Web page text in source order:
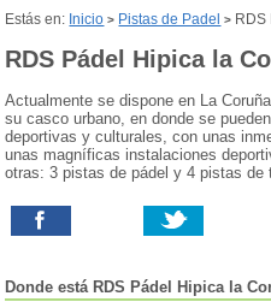
Estás en: Inicio > Pistas de Padel >
RDS Pádel Hipica la
Actualmente se dispone en La
su casco urbano, en donde se
deportivas y culturales, con unas
unas magníficas instalaciones
otras: 3 pistas de pádel y 4 pistas de
Donde está RDS Pádel Hipica la